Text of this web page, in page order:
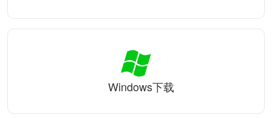
Windows下载